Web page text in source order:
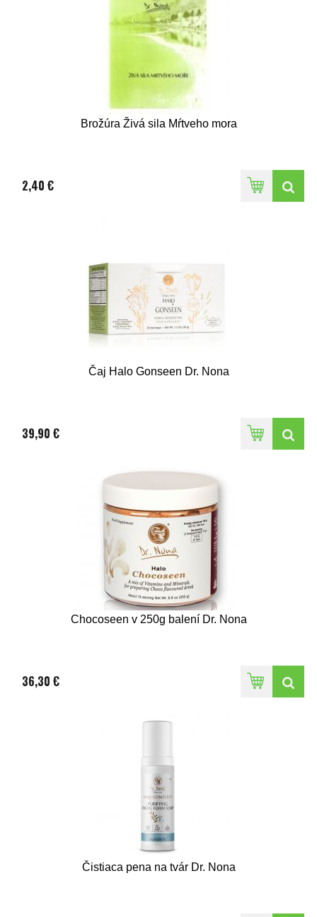
Brožúra Živá sila Mŕtveho mora
2,40 €
Čaj Halo Gonseen Dr. Nona
39,90 €
Chocoseen v 250g balení Dr. Nona
36,30 €
Čistiaca pena na tvár Dr. Nona